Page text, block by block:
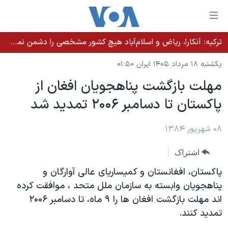
لینکهای
قابل
دسترسی
جهش
محتوای
اصلی
جهش
به
اصلی
جهش
به
جستجو
خانه
نسخه سبک وب‌سایت
موضوع ها
ایران
آمریکا
گزیده‌ها
ویژه برنامه‌ها
ویدیوها
برنامه های تلویزیونی
جدول برنامه ها
صفحه‌های ویژه
عملیات خشم حماسی
۲۵۰سالگی آمریکا
بایگانی برنامه‌های تلویزیونی
فرکانس‌های صدای آمریکا
پخش رادیویی
یادگیری زبان انگلیسی
ترکیه: آنکارا، ریاض و اسلام‌آباد هیچ کشور مشخصی را دشمن نمی‌دانند مگر اینکه آن کشور اقدام خصمانه‌ای انجام دهد
یکشنبه ۱۸ مرداد ۱۴۰۵ ایران ۰۱:۵۰
مهلت بازگشت پناهجویان افغان از
پاکستان تا دسامبر ۲۰۰۶ تمديد شد
۰۸ شهریور ۱۳۸۴
اشتراک
پاکستان، افغانستان و کمیساریای عالی آوارگان و
پناهجویان وابسته به سازمان ملل متحد ، موافقت کرده
اند مهلت بازگشت افغان ها را ۹ ماه، تا دسامبر ۲۰۰۶
تمديد کنند.